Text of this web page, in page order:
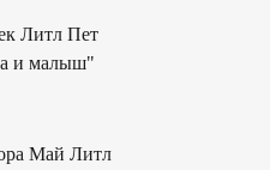
Литл Пет
и малыш"
Май Литл